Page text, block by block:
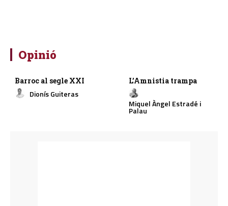
Opinió
Barroc al segle XXI
Dionís Guiteras
L’Amnistia trampa
Miquel Àngel Estradé i
Palau